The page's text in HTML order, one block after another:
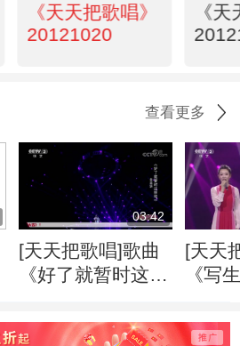
《天天把歌唱》
20121020
《
查看更多
03:42
[天天把歌唱]歌曲
《好了就暂时这样
妍
[天天
《写